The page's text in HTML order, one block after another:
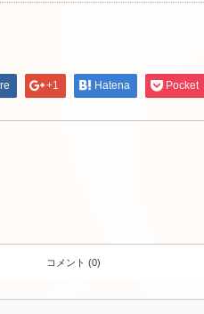
+1 Hatena Pocket
コメント (0)